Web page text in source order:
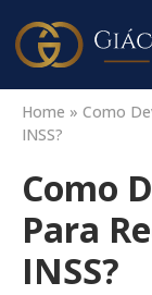
Home » Como
INSS?
Como
Para
INSS?